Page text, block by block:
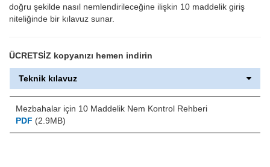
doğru şekilde nasıl nemlendirileceğine ilişkin 10 maddelik giriş
niteliğinde bir kılavuz sunar.
ÜCRETSİZ kopyanızı hemen indirin
Teknik kılavuz
Mezbahalar için 10 Maddelik Nem Kontrol Rehberi
PDF (2.9MB)